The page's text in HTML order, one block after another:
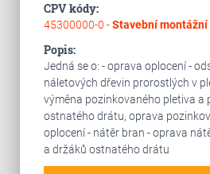
CPV kódy:
45300000-0 -Stavební montážní
Popis:
Jedná se o: - oprava oplocení -
náletových dřevin prorostlých v
výměna pozinkovaného pletiva a
ostnatého drátu, oprava
oplocení - nátěr bran - oprava
a držáků ostnatého drátu